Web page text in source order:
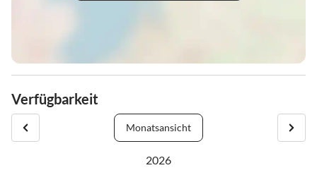
Verfügbarkeit
Monatsansicht
2026